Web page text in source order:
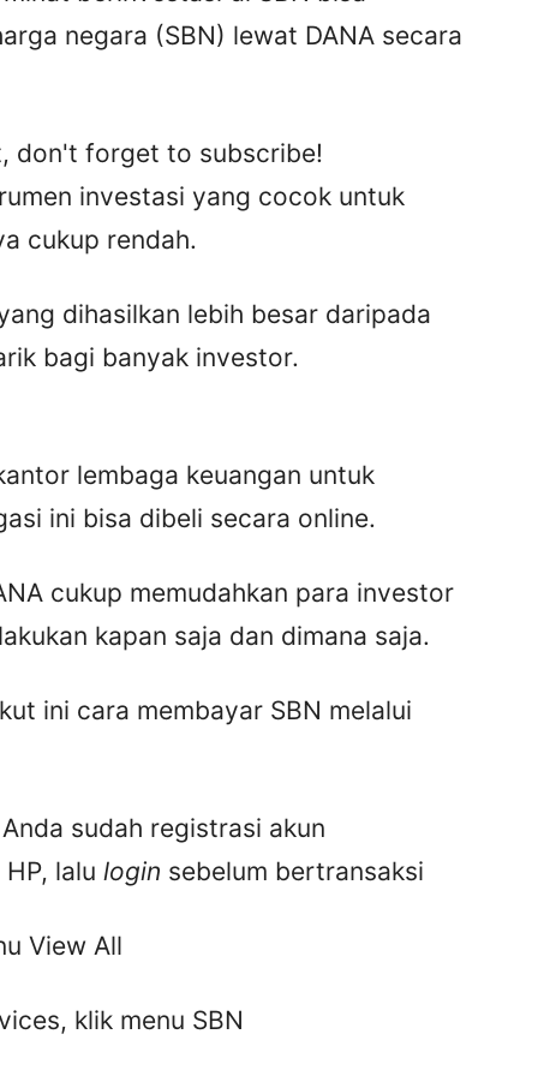
negara (SBN) lewat DANA secara
don't forget to subscribe!
investasi yang cocok untuk
cukup rendah.
dihasilkan lebih besar daripada
bagi banyak investor.
lembaga keuangan untuk
ini bisa dibeli secara online.
cukup memudahkan para investor
kapan saja dan dimana saja.
ini cara membayar SBN melalui
sudah registrasi akun
lalu login sebelum bertransaksi
View All
klik menu SBN